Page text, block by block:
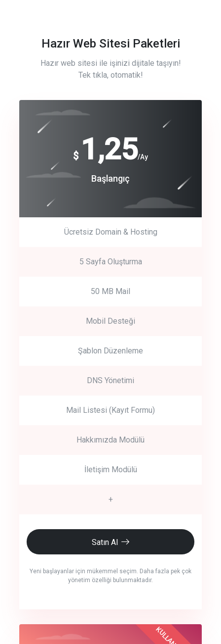
Hazır Web Sitesi Paketleri
Hazır web sitesi ile işinizi dijitale taşıyın!
Tek tıkla, otomatik!
$ 1,25/Ay
Başlangıç
Ücretsiz Domain & Hosting
5 Sayfa Oluşturma
50 MB Mail
Mobil Desteği
Şablon Düzenleme
DNS Yönetimi
Mail Listesi (Kayıt Formu)
Hakkımızda Modülü
İletişim Modülü
+
Satın Al
Yeni başlayanlar için mükemmel seçim. Daha fazla pek çok
yönetim özelliği bulunmaktadır.
Free
Basic
crm auto cync